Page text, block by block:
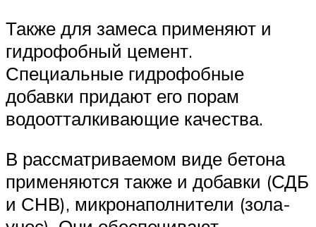
Также для замеса применяют и
гидрофобный цемент.
Специальные гидрофобные
добавки придают его порам
водоотталкивающие качества.
В рассматриваемом виде бетона
применяются также и добавки (СДБ
и СНВ), микронаполнители (зола-